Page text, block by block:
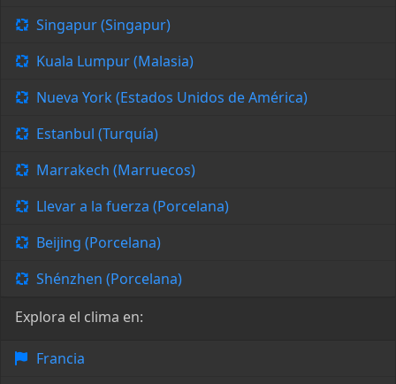
Singapur (Singapur)
Kuala Lumpur (Malasia)
Nueva York (Estados Unidos de América)
Estanbul (Turquía)
Marrakech (Marruecos)
Llevar a la fuerza (Porcelana)
Beijing (Porcelana)
Shénzhen (Porcelana)
Explora el clima en:
Francia